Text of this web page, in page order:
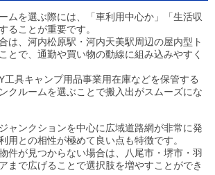
ムを選ぶ際には、「車利用中心か」「生活収
ることが重要です。
は、河内松原駅・河内天美駅周辺の屋内型ト
とで、通勤や買い物の動線に組み込みやすく
工具キャンプ用品事業用在庫などを保管する
クルームを選ぶことで搬入出がスムーズにな
ャンクションを中心に広域道路網が非常に発
用との相性が極めて良い点も特徴です。
件が見つからない場合は、八尾市・堺市・羽
まで広げることで選択肢を増やすことができ